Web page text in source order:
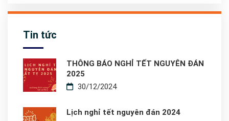
Tin tức
THÔNG BÁO NGHỈ TẾT NGUYÊN ĐÁN
2025
30/12/2024
Lịch nghỉ tết nguyên đán 2024